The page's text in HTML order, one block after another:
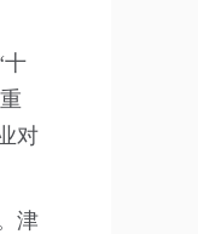
十
对
津